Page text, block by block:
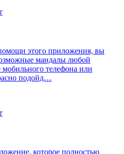
этого приложения, вы
мандалы любой
телефона или
подойд…
которое полностью